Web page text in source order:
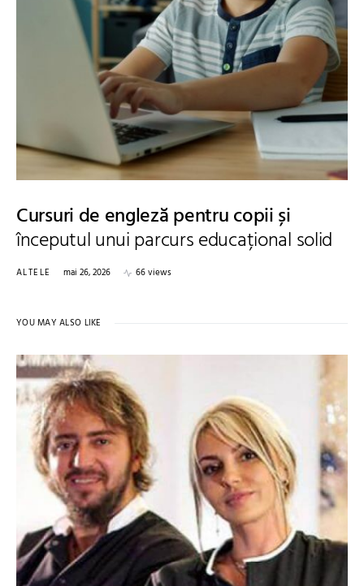
Cursuri de engleză pentru copii și
începutul unui parcurs educațional solid
ALTELE mai 26, 2026 66 views
YOU MAY ALSO LIKE